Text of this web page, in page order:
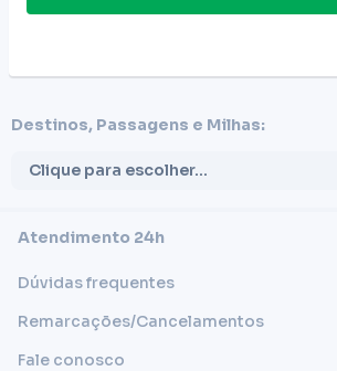
Destinos, Passagens e Milhas:
Clique para escolher...
Atendimento 24h
Dúvidas frequentes
Remarcações/Cancelamentos
Fale conosco